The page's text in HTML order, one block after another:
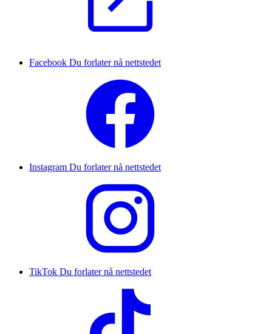
Facebook Du forlater nå nettstedet
Instagram Du forlater nå nettstedet
TikTok Du forlater nå nettstedet